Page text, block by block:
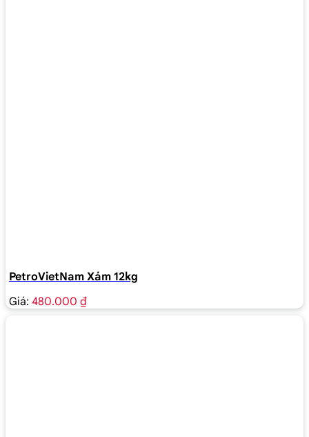
PetroVietNam Xám 12kg
Giá: 480.000 ₫